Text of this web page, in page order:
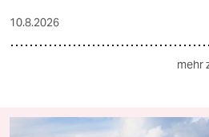
10.8.2026
mehr